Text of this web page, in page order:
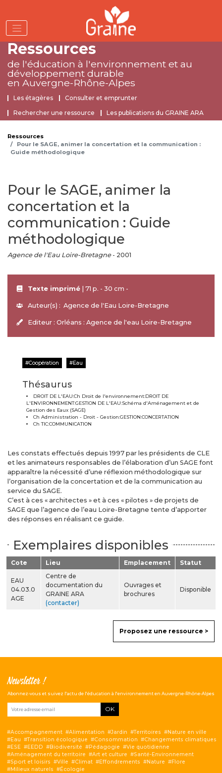
Aller
au
contenu
principal
Ressources
de l'éducation à l'environnement et au
développement durable
en Auvergne-Rhône-Alpes
Ressources
Les étagères
Consulter et emprunter
Rechercher une ressource
Les publications du GRAINE ARA
Ressources
Pour le SAGE, animer la concertation et la communication :
Guide méthodologique
Pour le SAGE, animer la
concertation et la
communication : Guide
méthodologique
Agence de l'Eau Loire-Bretagne- 2001
Texte imprimé| 71 p. - 30 cm -
Auteur(s) : Agence de l'Eau Loire-Bretagne
Editeur : Orléans : Agence de l'eau Loire-Bretagne
Coopération Eau
Thésaurus
DROIT DE L'EAU:Ch Droit de l'environnement:DROIT DE
L'ENVIRONNEMENT:GESTION DE L'EAU:Schéma d'Aménagement et de
Gestion des Eaux (SAGE)
Ch Administration - Droit - Gestion:GESTION:CONCERTATION
Ch TIC:COMMUNICATION
Les constats effectués depuis 1997 par les présidents de CLE
et les animateurs responsables de l’élaboration d’un SAGE font
apparaître la nécessité d’une réflexion méthodologique sur
l’organisation de la concertation et de la communication au
service du SAGE.
C’est à ces « architectes » et à ces « pilotes » de projets de
SAGE que l’agence de l’eau Loire-Bretagne tente d’apporter
des réponses en réalisant ce guide.
Exemplaires disponibles
Cote Lieu Emplacement Statut
EAU
04.03.0
AGE
Centre de
documentation du
GRAINE ARA
(contacter)
Ouvrages et
brochures
Disponible
Proposez une ressource >
Newsletter !
Abonnez-vous et suivez l'actu de l'éducation à l'environnement en Auvergne-Rhône-Alpes
OK
Accompagnement Alimentation Jardin Territoires
Nature en ville
Eau
Transition écologique Consommation
Changements climatiques
ESE
EEDD Biodiversité Pédagogie
Vie quotidienne
Aménagement du territoire
Art et culture
Santé-Environnement
Sport et loisirs
Ville Climat Effondrements Nature
Flore
Milieux naturels
Écologie